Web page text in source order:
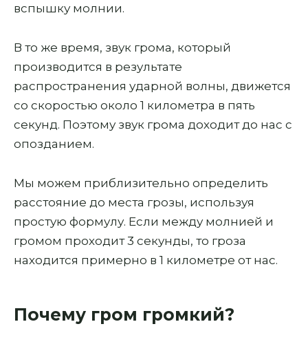
вспышку молнии.
В то же время, звук грома, который
производится в результате
распространения ударной волны, движется
со скоростью около 1 километра в пять
секунд. Поэтому звук грома доходит до нас с
опозданием.
Мы можем приблизительно определить
расстояние до места грозы, используя
простую формулу. Если между молнией и
громом проходит 3 секунды, то гроза
находится примерно в 1 километре от нас.
Почему гром громкий?